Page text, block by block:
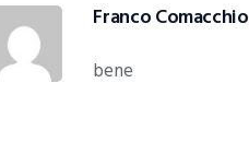
Franco Comacchio
bene